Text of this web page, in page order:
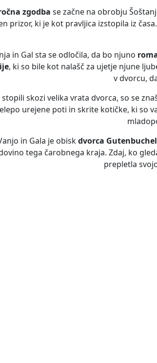
zgodba se začne na obrobju
prizor, ki je kot pravljica izstopila iz
in Gal sta se odločila, da bo njuno
, ki so bile kot nalašč za ujetje njune
v dvorcu,
stopili skozi velika vrata dvorca, so se
urejene poti in skrite kotičke, ki so
in Gala je obiskdvorca Gutenbuchel
tega čarobnega kraja. Zdaj, ko
prepletla